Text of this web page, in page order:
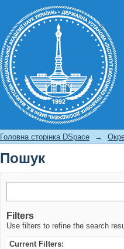
Пошук
Головна сторінка DSpace →
Пошук
Filters
Use filters to refine the search
Current Filters: